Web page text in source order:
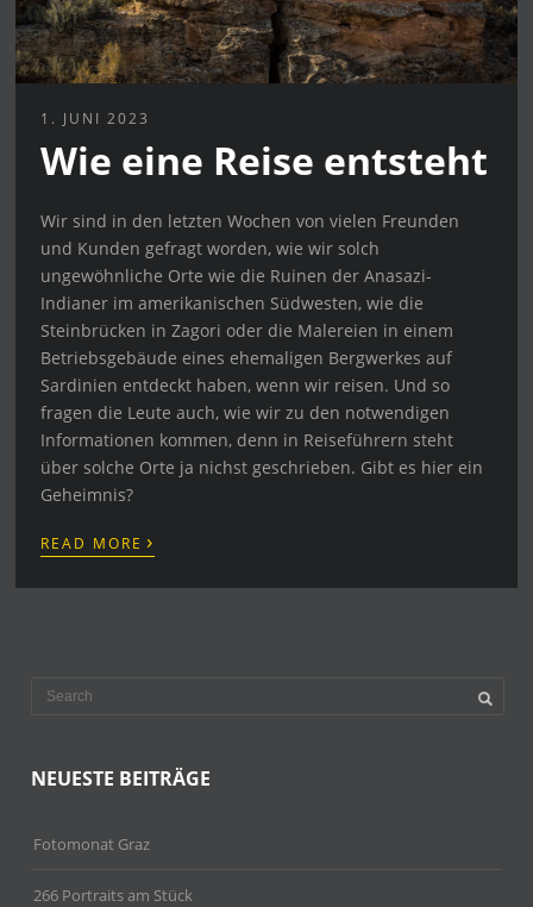
1. JUNI 2023
Wie eine Reise entsteht
Wir sind in den letzten Wochen von vielen Freunden
und Kunden gefragt worden, wie wir solch
ungewöhnliche Orte wie die Ruinen der Anasazi-
Indianer im amerikanischen Südwesten, wie die
Steinbrücken in Zagori oder die Malereien in einem
Betriebsgebäude eines ehemaligen Bergwerkes auf
Sardinien entdeckt haben, wenn wir reisen. Und so
fragen die Leute auch, wie wir zu den notwendigen
Informationen kommen, denn in Reiseführern steht
über solche Orte ja nichst geschrieben. Gibt es hier ein
Geheimnis?
READ MORE ›
NEUESTE BEITRÄGE
Fotomonat Graz
266 Portraits am Stück